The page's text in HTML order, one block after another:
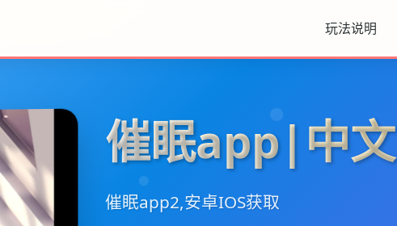
玩法说明
催眠app|中
催眠app2,安卓IOS获取